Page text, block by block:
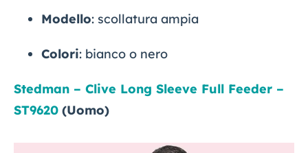
Modello: scollatura ampia
Colori: bianco o nero
Stedman – Clive Long Sleeve Full Feeder –
ST9620 (Uomo)